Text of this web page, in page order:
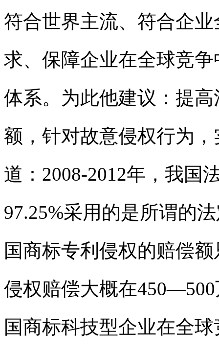
符合世界主流、符合企业
求、保障企业在全球竞
体系。为此他建议：提高
额，针对故意侵权行为
道：2008-2012年，我国
97.25%采用的是所谓的
国商标专利侵权的赔偿
侵权赔偿大概在
国商标科技型企业在全